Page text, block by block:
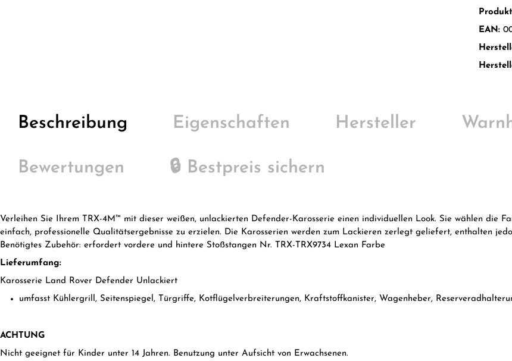
EAN:
Beschreibung Eigenschaften Hersteller
Bewertungen 🔒 Bestpreis sichern
Verleihen Sie Ihrem TRX-4M™ mit dieser weißen, unlackierten Defender-Karosserie einen individuellen Look. Sie wählen die
einfach, professionelle Qualitätsergebnisse zu erzielen. Die Karosserien werden zum Lackieren zerlegt geliefert, enthalten
Benötigtes Zubehör: erfordert vordere und hintere Stoßstangen Nr. TRX-TRX9734 Lexan Farbe
Lieferumfang:
Karosserie Land Rover Defender Unlackiert
umfasst Kühlergrill, Seitenspiegel, Türgriffe, Kotflügelverbreiterungen, Kraftstoffkanister, Wagenheber,
ACHTUNG
Nicht geeignet für Kinder unter 14 Jahren. Benutzung unter Aufsicht von Erwachsenen.